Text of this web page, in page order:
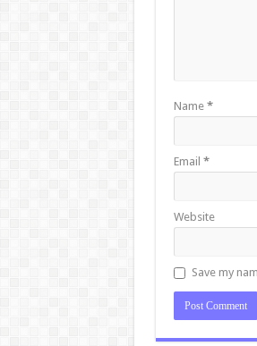
Name *
Email *
Website
Save my